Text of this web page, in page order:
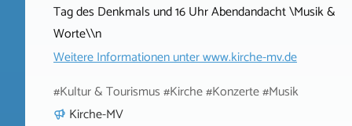
Tag des Denkmals und 16 Uhr Abendandacht \Musik &
Worte\\n
Weitere Informationen unterwww.kirche-mv.de
#Kultur & Tourismus #Kirche #Konzerte #Musik
Kirche-MV